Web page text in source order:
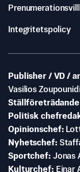
Integritetspolicy
Publisher / VD /
Vasilios
Politisk
Opinionschef
Nyhetschef
Sportchef Jonas
Kulturchef
Einar